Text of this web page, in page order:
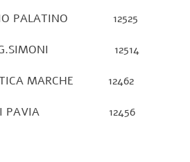
PALATINO 12525
G.SIMONI 12514
MARCHE 12462
TORRI PAVIA 12456